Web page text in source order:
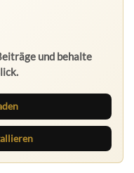
und behalte